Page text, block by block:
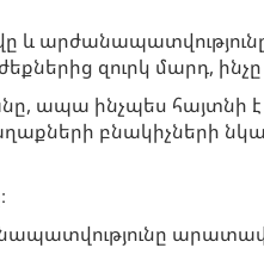
և
զուրկ մարդ,
ապա ինչպես հայտնի
բնակիչների